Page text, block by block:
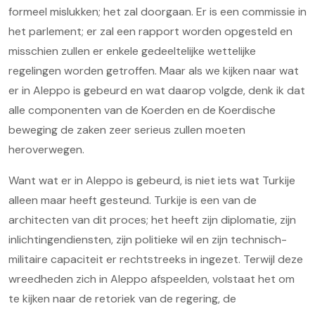
formeel mislukken; het zal doorgaan. Er is een commissie in
het parlement; er zal een rapport worden opgesteld en
misschien zullen er enkele gedeeltelijke wettelijke
regelingen worden getroffen. Maar als we kijken naar wat
er in Aleppo is gebeurd en wat daarop volgde, denk ik dat
alle componenten van de Koerden en de Koerdische
beweging de zaken zeer serieus zullen moeten
heroverwegen.
Want wat er in Aleppo is gebeurd, is niet iets wat Turkije
alleen maar heeft gesteund. Turkije is een van de
architecten van dit proces; het heeft zijn diplomatie, zijn
inlichtingendiensten, zijn politieke wil en zijn technisch-
militaire capaciteit er rechtstreeks in ingezet. Terwijl deze
wreedheden zich in Aleppo afspeelden, volstaat het om
te kijken naar de retoriek van de regering, de